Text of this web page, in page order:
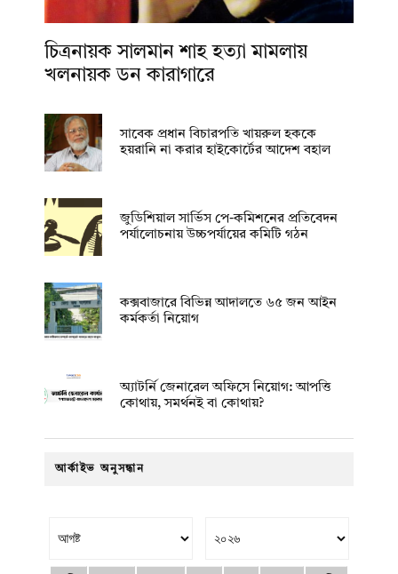
চিত্রনায়ক সালমান শাহ হত্যা মামলায়
খলনায়ক ডন কারাগারে
সাবেক প্রধান বিচারপতি খায়রুল হককে
হয়রানি না করার হাইকোর্টের আদেশ বহাল
জুডিশিয়াল সার্ভিস পে-কমিশনের প্রতিবেদন
পর্যালোচনায় উচ্চপর্যায়ের কমিটি গঠন
কক্সবাজারে বিভিন্ন আদালতে ৬৫ জন আইন
কর্মকর্তা নিয়োগ
অ্যাটর্নি জেনারেল অফিসে নিয়োগ: আপত্তি
কোথায়, সমর্থনই বা কোথায়?
আর্কাইভ অনুসন্ধান